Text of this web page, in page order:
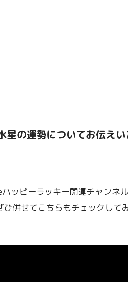
星の運勢についてお伝え
ッピーラッキー開運チャンネ
ひ併せてこちらもチェックして